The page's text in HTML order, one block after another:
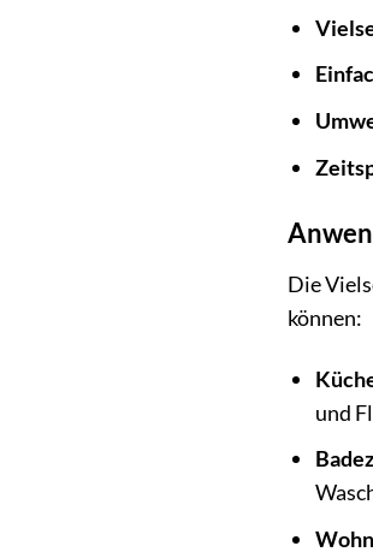
Die
können:
und